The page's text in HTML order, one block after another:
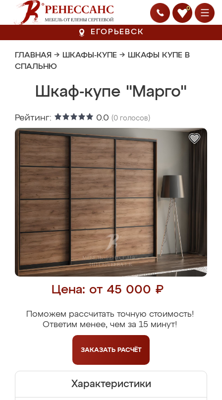
0
ЕГОРЬЕВСК
ГЛАВНАЯ → ШКАФЫ-КУПЕ → ШКАФЫ КУПЕ В
СПАЛЬНЮ
Шкаф-купе "Марго"
Рейтинг: 0.0 (0 голосов)
Цена: от 45 000 ₽
Поможем рассчитать точную стоимость!
Ответим менее, чем за 15 минут!
ЗАКАЗАТЬ РАСЧЁТ
Характеристики